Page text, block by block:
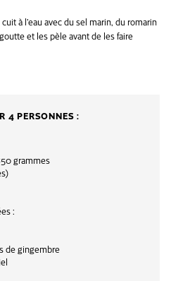
4 PERSONNES :
grammes
:
de gingembre
à l’eau avec du sel marin, du romarin
et les pèle avant de les faire